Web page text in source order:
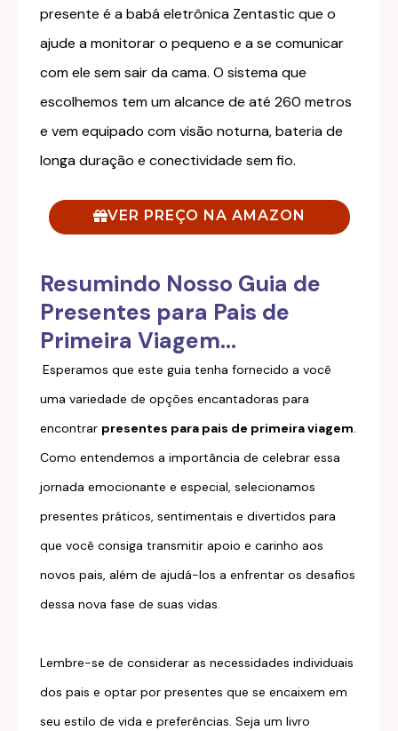
presente é a babá eletrônica Zentastic que o
ajude a monitorar o pequeno e a se comunicar
com ele sem sair da cama. O sistema que
escolhemos tem um alcance de até 260 metros
e vem equipado com visão noturna, bateria de
longa duração e conectividade sem fio.
VER PREÇO NA AMAZON
Resumindo Nosso Guia de
Presentes para Pais de
Primeira Viagem…
Esperamos que este guia tenha fornecido a você
uma variedade de opções encantadoras para
encontrar presentes para pais de primeira viagem.
Como entendemos a importância de celebrar essa
jornada emocionante e especial, selecionamos
presentes práticos, sentimentais e divertidos para
que você consiga transmitir apoio e carinho aos
novos pais, além de ajudá-los a enfrentar os desafios
dessa nova fase de suas vidas.
Lembre-se de considerar as necessidades individuais
dos pais e optar por presentes que se encaixem em
seu estilo de vida e preferências. Seja um livro